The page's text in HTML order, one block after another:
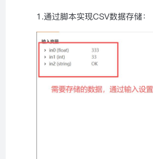
1.通过脚本实现CSV数据存储：